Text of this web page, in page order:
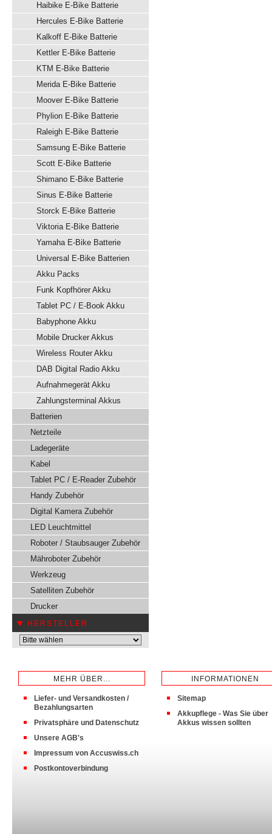
Haibike E-Bike Batterie
Hercules E-Bike Batterie
Kalkoff E-Bike Batterie
Kettler E-Bike Batterie
KTM E-Bike Batterie
Merida E-Bike Batterie
Moover E-Bike Batterie
Phylion E-Bike Batterie
Raleigh E-Bike Batterie
Samsung E-Bike Batterie
Scott E-Bike Batterie
Shimano E-Bike Batterie
Sinus E-Bike Batterie
Storck E-Bike Batterie
Viktoria E-Bike Batterie
Yamaha E-Bike Batterie
Universal E-Bike Batterien
Akku Packs
Funk Kopfhörer Akku
Tablet PC / E-Book Akku
Babyphone Akku
Mobile Drucker Akkus
Wireless Router Akku
DAB Digital Radio Akku
Aufnahmegerät Akku
Zahlungsterminal Akkus
Batterien
Netzteile
Ladegeräte
Kabel
Tablet PC / E-Reader Zubehör
Handy Zubehör
Digital Kamera Zubehör
LED Leuchtmittel
Roboter / Staubsauger Zubehör
Mähroboter Zubehör
Werkzeug
Satelliten Zubehör
Drucker
HERSTELLER
MEHR ÜBER...
Liefer- und Versandkosten /
Bezahlungsarten
Privatsphäre und Datenschutz
Unsere AGB's
Impressum von Accuswiss.ch
Postkontoverbindung
INFORMATIONEN
Sitemap
Akkupflege - Was Sie über
Akkus wissen sollten